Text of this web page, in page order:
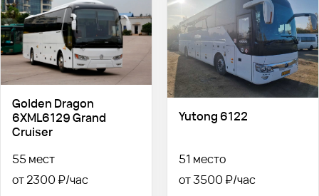
Golden Dragon
6XML6129 Grand
Cruiser
55 мест
от 2300 ₽
Yutong 6122
51 место
от 3500 ₽